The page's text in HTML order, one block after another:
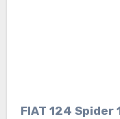
FIAT 124 Spider